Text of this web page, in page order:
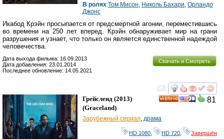
В ролях:Том Мисон, Николь Бахари, Орландо
Джонс
Икабод Крэйн просыпается от предсмертной агонии, переместившись
во времени на 250 лет вперед. Крэйн обнаруживает мир на грани
разрушения и узнает, что только он является единственной надеждой
человечества.
Скачать и Смотреть
Дата выхода фильма: 16.09.2013
Дата добавления: 23.01.2014
Последнее обновление: 14.05.2021
смотреть
81
Грейсленд (2013)
(Graceland)
Зарубежный сериал драма
HD 1080 HD 720 Завершён